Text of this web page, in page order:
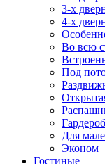
3-х
4-х
Во всю
Под
Гардероб
Для
Эконом
Гостиные